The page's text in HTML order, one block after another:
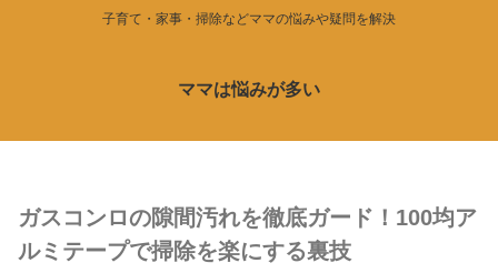
子育て・家事・掃除などママの悩みや疑問を解決
ママは悩みが多い
ガスコンロの隙間汚れを徹底ガード！100均ア
ルミテープで掃除を楽にする裏技